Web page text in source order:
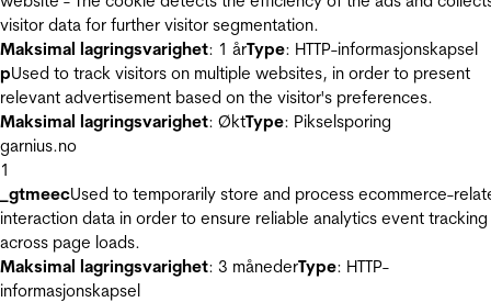
visitor data for further visitor segmentation.
Maksimal lagringsvarighet: 1 årType: HTTP-informasjonskapsel
pUsed to track visitors on multiple websites, in order to present
relevant advertisement based on the visitor's preferences.
Maksimal lagringsvarighet: ØktType: Pikselsporing
garnius.no
1
_gtmeecUsed to temporarily store and process ecommerce-
interaction data in order to ensure reliable analytics event tracking
across page loads.
Maksimal lagringsvarighet: 3 månederType: HTTP-
informasjonskapsel